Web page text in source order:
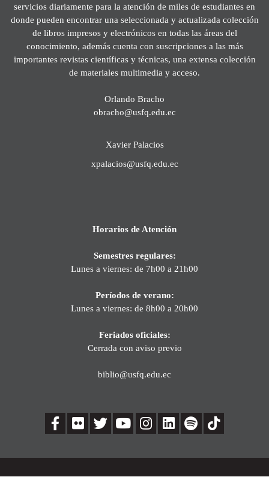
servicios diariamente para la atención de miles de estudiantes en
donde pueden encontrar una seleccionada y actualizada colección
de libros impresos y electrónicos en todas las áreas del
conocimiento, además cuenta con suscripciones a las más
importantes revistas científicas y técnicas, una extensa colección
de materiales multimedia y acceso.
Orlando Bracho
obracho@usfq.edu.ec
Xavier Palacios
xpalacios@usfq.edu.ec
Horarios de Atención
Semestres regulares:
Lunes a viernes: de 7h00 a 21h00
Períodos de verano:
Lunes a viernes: de 8h00 a 20h00
Feriados oficiales:
Cerrada con aviso previo
biblio@usfq.edu.ec